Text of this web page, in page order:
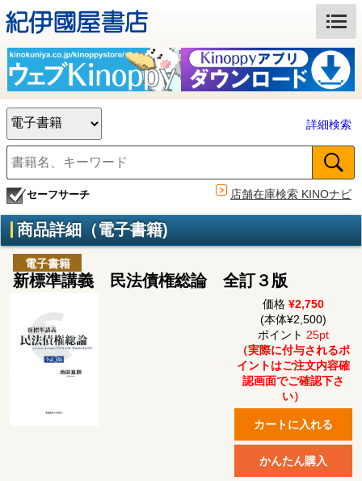
詳細検索
セーフサーチ 店舗在庫検索 KINOナビ
商品詳細（電子書籍)
電子書籍
新標準講義 民法債権総論 全訂３版
価格 ¥2,750
(本体¥2,500)
ポイント 25pt
（実際に付与されるポ
イントはご注文内容確
認画面でご確認下さ
い）